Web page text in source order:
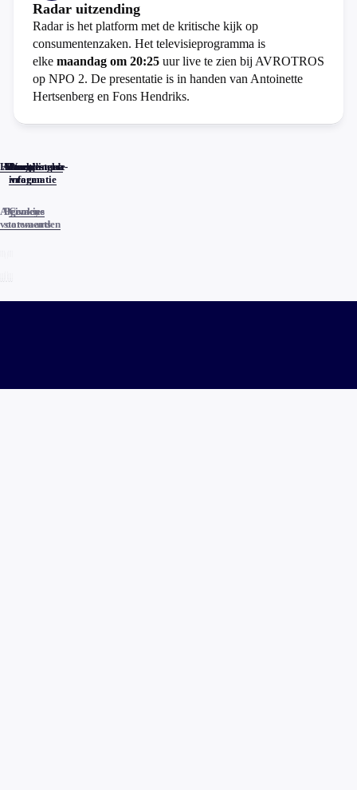
Radar uitzending
Radar is het platform met de kritische kijk op
consumentenzaken. Het televisieprogramma is
elke maandag om 20:25 uur live te zien bij AVROTROS
op NPO 2. De presentatie is in handen van Antoinette
Hertsenberg en Fons Hendriks.
Home
Actueel
Uitzendingen
Reacties
Programma-
informatie
Veelgestelde
vragen
Algemene
voorwaarden
Privacy
statements
Cookies